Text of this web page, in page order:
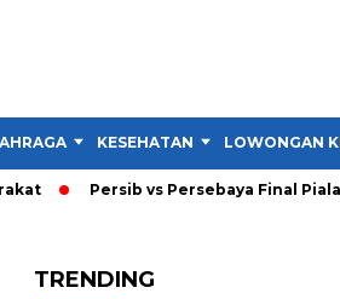
KESEHATAN LOWONGAN
Persib vs Persebaya Final Piala
TRENDING